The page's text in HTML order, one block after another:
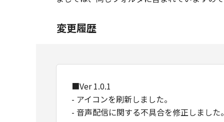
変更履歴
■Ver 1.0.1
- アイコンを刷新しました。
- 音声配信に関する不具合を修正しました